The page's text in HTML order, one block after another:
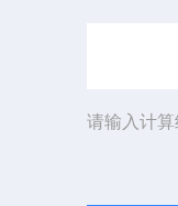
请输入计